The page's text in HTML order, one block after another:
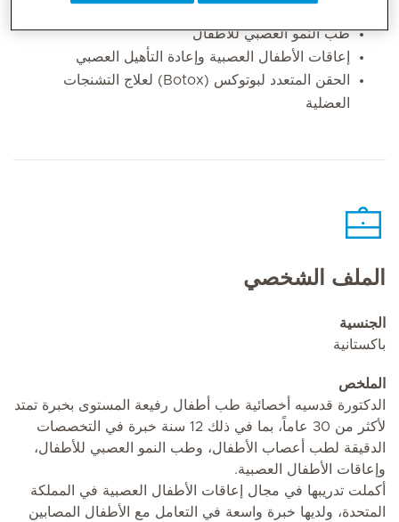
طب النمو العصبي للأطفال
إعاقات الأطفال العصبية وإعادة التأهيل العصبي
الحقن المتعدد لبوتوكس (Botox) لعلاج التشنجات
العضلية
الملف الشخصي
الجنسية
باكستانية
الملخص
الدكتورة قدسيه أخصائية طب أطفال رفيعة المستوى بخبرة تمتد
لأكثر من 30 عاماً، بما في ذلك 12 سنة خبرة في التخصصات
الدقيقة لطب أعصاب الأطفال، وطب النمو العصبي للأطفال،
وإعاقات الأطفال العصبية.
أكملت تدريبها في مجال إعاقات الأطفال العصبية في المملكة
المتحدة، ولديها خبرة واسعة في التعامل مع الأطفال المصابين